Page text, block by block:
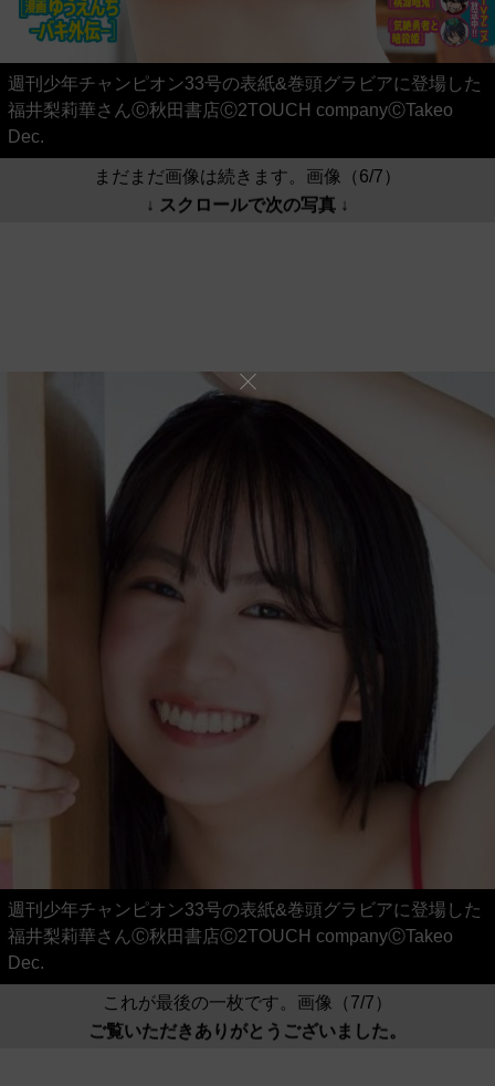
週刊少年チャンピオン33号の表紙&巻頭グラビアに登場した
福井梨莉華さんⒸ秋田書店Ⓒ2TOUCH companyⒸTakeo
Dec.
まだまだ画像は続きます。画像（6/7）
↓ スクロールで次の写真 ↓
週刊少年チャンピオン33号の表紙&巻頭グラビアに登場した
福井梨莉華さんⒸ秋田書店Ⓒ2TOUCH companyⒸTakeo
Dec.
これが最後の一枚です。画像（7/7）
ご覧いただきありがとうございました。